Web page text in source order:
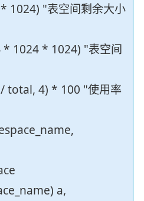
1024) "表空间剩余大小
1024 * 1024) "表空间
total, 4) * 100 "使用率
a,